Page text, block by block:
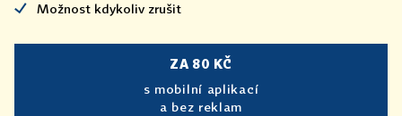
Možnost kdykoliv zrušit
ZA 80 KČ
s mobilní aplikací
a bez reklam